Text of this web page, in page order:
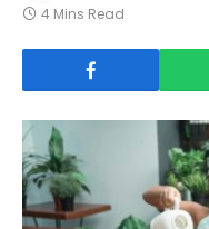
4 Mins Read